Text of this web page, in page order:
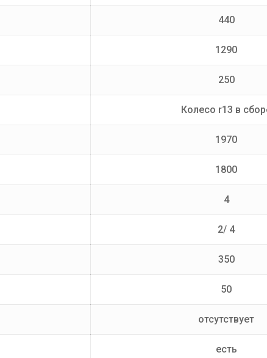
440
1290
250
Колесо r13 в
1970
1800
4
2/ 4
350
50
отсутствует
есть